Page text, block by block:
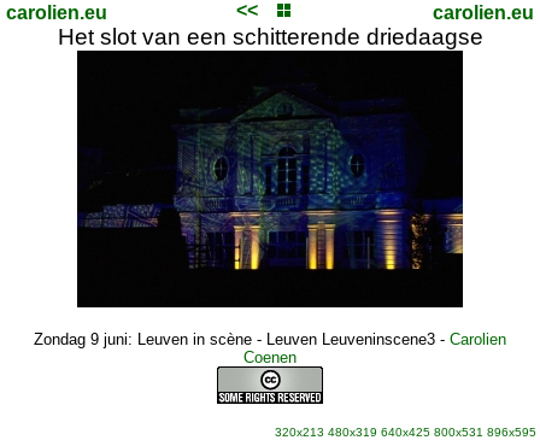
carolien.eu << carolien.eu
Het slot van een schitterende driedaagse
Zondag 9 juni: Leuven in scène - Leuven Leuveninscene3 - Carolien
Coenen
320x213 480x319 640x425 800x531 896x595